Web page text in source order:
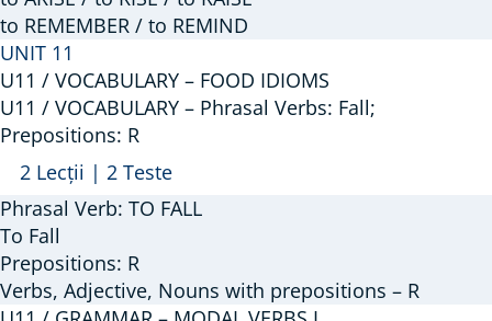
Confused
(Ache,
Grade,
Dispute,
Rise,
Remember)
to REMEMBER / to REMIND
UNIT 11
U11 / VOCABULARY – FOOD IDIOMS
U11 / VOCABULARY – Phrasal Verbs: Fall;
Prepositions: R
Arată
U11
/
VOCABULARY
–
Phrasal
2 Lecții | 2 Teste
Phrasal Verb: TO FALL
To Fall
Prepositions: R
Verbs, Adjective, Nouns with prepositions – R